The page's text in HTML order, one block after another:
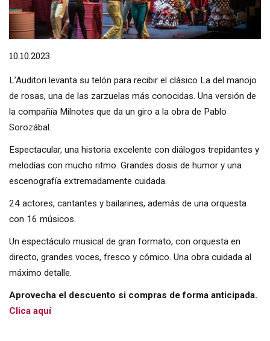
10.10.2023
L’Auditori levanta su telón para recibir el clásico La del manojo
de rosas, una de las zarzuelas más conocidas. Una versión de
la compañía Milnotes que da un giro a la obra de Pablo
Sorozábal.
Espectacular, una historia excelente con diálogos trepidantes y
melodías con mucho ritmo. Grandes dosis de humor y una
escenografía extremadamente cuidada.
24 actores, cantantes y bailarines, además de una orquesta
con 16 músicos.
Un espectáculo musical de gran formato, con orquesta en
directo, grandes voces, fresco y cómico. Una obra cuidada al
máximo detalle.
Aprovecha el descuento si compras de forma anticipada.
Clica aquí